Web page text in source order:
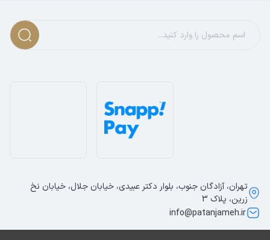
تهران، آزادگان جنوب، بلوار دکتر عبیدی، خیابان جلال، خیابان نخ
زرین، پلاک 3
info@patanjameh.ir